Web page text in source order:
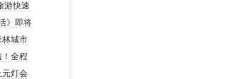
游快速
》即将
林城市
全程
元灯会